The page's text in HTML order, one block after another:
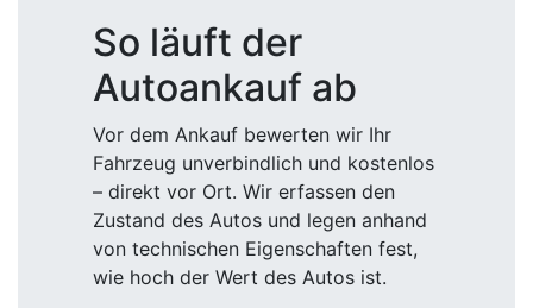
So läuft der
Autoankauf ab
Vor dem Ankauf bewerten wir Ihr
Fahrzeug unverbindlich und kostenlos
– direkt vor Ort. Wir erfassen den
Zustand des Autos und legen anhand
von technischen Eigenschaften fest,
wie hoch der Wert des Autos ist.